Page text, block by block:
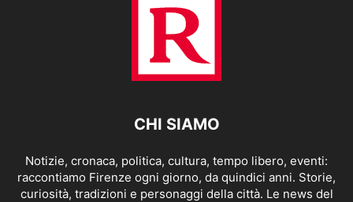
CHI SIAMO
Notizie, cronaca, politica, cultura, tempo libero, eventi:
raccontiamo Firenze ogni giorno, da quindici anni. Storie,
curiosità, tradizioni e personaggi della città. Le news del